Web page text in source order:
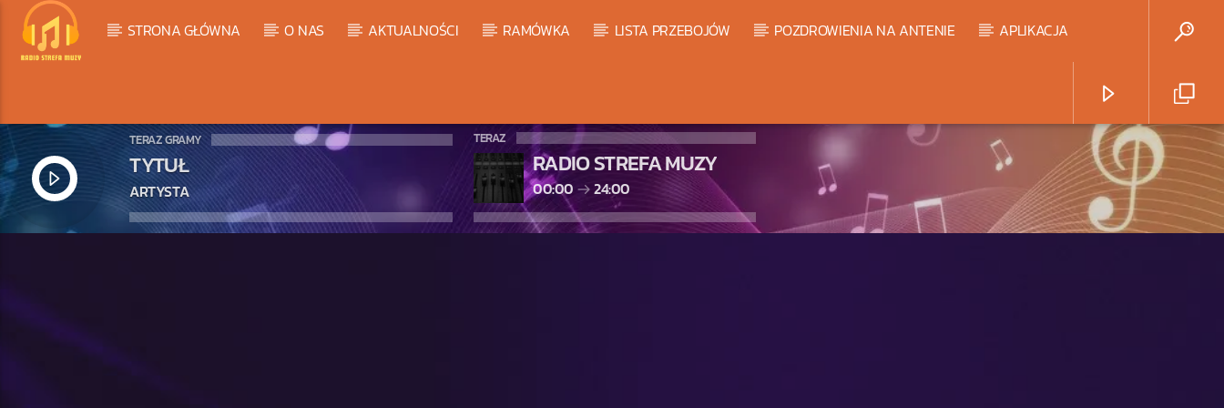
STRONA GŁÓWNA O NAS AKTUALNOŚCI RAMÓWKA LISTA PRZEBOJÓW POZDROWIENIA NA ANTENIE APLIKACJA
TERAZ GRAMY
TYTUŁ
ARTYSTA
TERAZ
RADIO STREFA MUZY
00:00 24:00